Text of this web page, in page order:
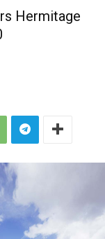
Hermitage